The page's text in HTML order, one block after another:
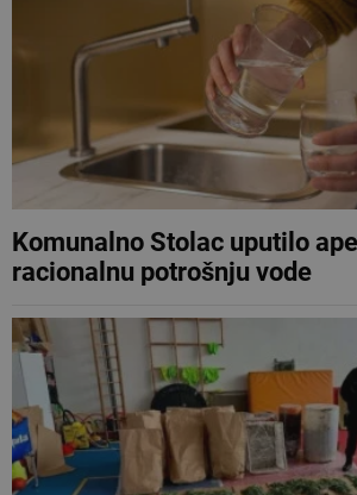
Komunalno Stolac uputilo
racionalnu potrošnju vode